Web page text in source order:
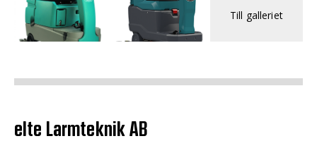
Till galleriet
elte Larmteknik AB